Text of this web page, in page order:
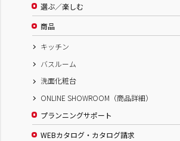
選ぶ／楽しむ
商品
キッチン
バスルーム
洗面化粧台
ONLINE SHOWROOM（商品詳細）
プランニングサポート
WEBカタログ・カタログ請求